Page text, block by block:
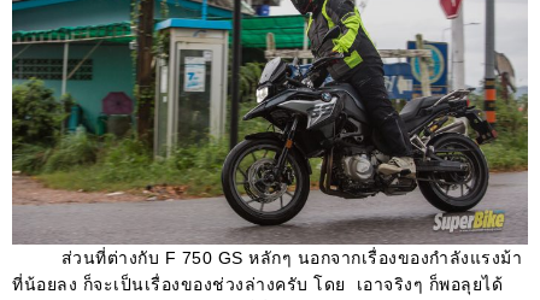
ส่วนที่ต่างกับ F 750 GS หลักๆ นอกจากเรื่องของกำลังแรงม้า
ที่น้อยลง ก็จะเป็นเรื่องของช่วงล่างครับ โดย เอาจริงๆ ก็พอลุยได้